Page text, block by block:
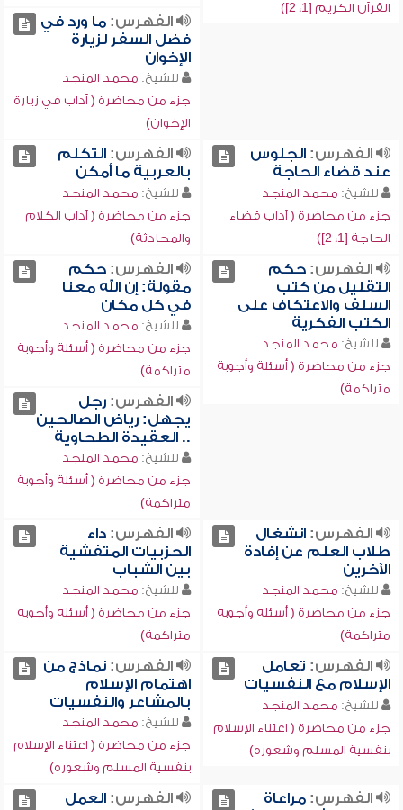
القرآن الكريم [1، 2])
الفهرس:ما ورد في
فضل السفر لزيارة
الإخوان
للشيخ: محمد المنجد
جزء من محاضرة ( آداب في زيارة
الإخوان)
الفهرس:الجلوس
عند قضاء الحاجة
للشيخ: محمد المنجد
جزء من محاضرة ( آداب قضاء
الحاجة [1، 2])
الفهرس:التكلم
بالعربية ما أمكن
للشيخ: محمد المنجد
جزء من محاضرة ( آداب الكلام
والمحادثة)
الفهرس:حكم
التقليل من كتب
السلف والاعتكاف على
الكتب الفكرية
للشيخ: محمد المنجد
جزء من محاضرة ( أسئلة وأجوبة
متراكمة)
الفهرس:حكم
مقولة: إن الله معنا
في كل مكان
للشيخ: محمد المنجد
جزء من محاضرة ( أسئلة وأجوبة
متراكمة)
الفهرس:رجل
يجهل: رياض الصالحين
.. العقيدة الطحاوية
للشيخ: محمد المنجد
جزء من محاضرة ( أسئلة وأجوبة
متراكمة)
الفهرس:انشغال
طلاب العلم عن إفادة
الآخرين
للشيخ: محمد المنجد
جزء من محاضرة ( أسئلة وأجوبة
متراكمة)
الفهرس:داء
الحزبيات المتفشية
بين الشباب
للشيخ: محمد المنجد
جزء من محاضرة ( أسئلة وأجوبة
متراكمة)
الفهرس: تعامل
الإسلام مع النفسيات
للشيخ: محمد المنجد
جزء من محاضرة ( اعتناء الإسلام
بنفسية المسلم وشعوره)
الفهرس:نماذج من
اهتمام الإسلام
بالمشاعر والنفسيات
للشيخ: محمد المنجد
جزء من محاضرة ( اعتناء الإسلام
بنفسية المسلم وشعوره)
الفهرس:مراعاة
الفهرس:العمل